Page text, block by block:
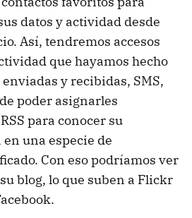
datos y actividad desde
Así, tendremos accesos
que hayamos hecho
y recibidas, SMS,
poder asignarles
RSS para conocer su
una especie de
Con eso podríamos ver
blog, lo que suben a Flickr